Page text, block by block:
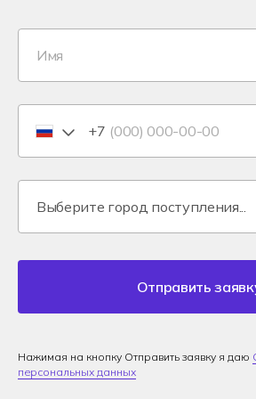
+7
Отправить
Нажимая на кнопку Отправить заявку я даю
персональных данных